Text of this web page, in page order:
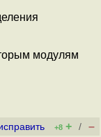
модулям
+8 + / –